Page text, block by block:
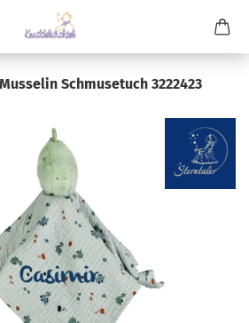
Schmusetuch 3222423